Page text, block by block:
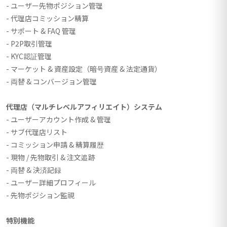
- ユーザー先物ポジション管理
- 代理店コミッション精算
- サポート & FAQ 管理
- P2P取引管理
- KYC認証管理
- マーケット & 資産設定（暗号資産 & 法定通貨）
- 両替 & コンバージョン管理
代理店（マルチレベルアフィリエイト）システム
- ユーザーアカウント作成 & 管理
- サブ代理店リスト
- コミッション申請 & 精算履歴
- 現物 / 先物取引 & 注文追跡
- 両替 & 決済記録
- ユーザー詳細プロフィール
- 先物ポジション監視
特別機能